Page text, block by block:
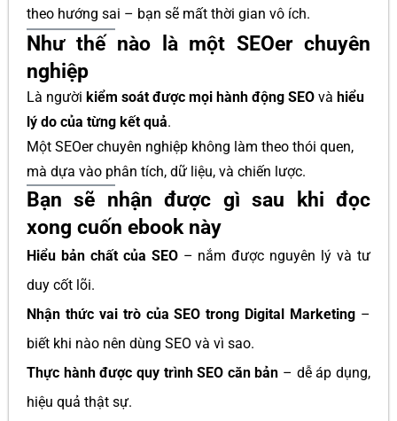
theo hướng sai – bạn sẽ mất thời gian vô ích.
Như thế nào là một SEOer chuyên
nghiệp
Là người kiểm soát được mọi hành động SEO và hiểu
lý do của từng kết quả.
Một SEOer chuyên nghiệp không làm theo thói quen,
mà dựa vào phân tích, dữ liệu, và chiến lược.
Bạn sẽ nhận được gì sau khi đọc
xong cuốn ebook này
Hiểu bản chất của SEO– nắm được nguyên lý và tư
duy cốt lõi.
Nhận thức vai trò của SEO trong Digital Marketing –
biết khi nào nên dùng SEO và vì sao.
Thực hành được quy trình SEO căn bản – dễ áp dụng,
hiệu quả thật sự.